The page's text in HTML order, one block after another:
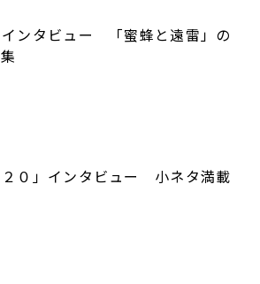
ンタビュー 「蜜蜂と遠雷」の
０」インタビュー 小ネタ満載